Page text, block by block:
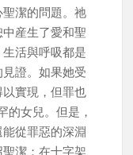
潔的問題。祂
産生了愛和聖
活與呼吸都是
證。如果她受
實現，但罪也
的女兒。但是，
從罪惡的深淵
潔；在十字架